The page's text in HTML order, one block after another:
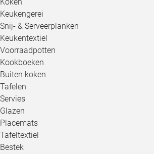
Keukengerei
Snij- & Serveerplanken
Keukentextiel
Voorraadpotten
Kookboeken
Buiten koken
Tafelen
Servies
Glazen
Placemats
Tafeltextiel
Bestek